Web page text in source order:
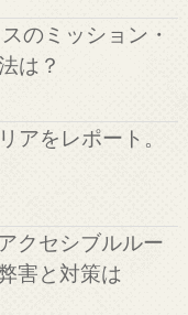
のミッション・
は？
アをレポート。
クセシブルルー
害と対策は